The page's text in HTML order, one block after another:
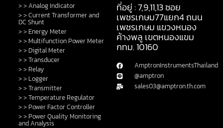
> > Analog Indicator
> > Current Transformer and
DC Shunt
> > Energy Meter
> > Multifunction Power Meter
> > Digital Meter
> > Transducer
> > Relay
> > Logger
> > Transmitter
> > Temperature Regulator
> > Power Factor Controller
> > Power Quality Monitoring
and Analysis
ที่อยู่ : 7,9,11,13 ซอย
เพชรเกษม77แยก4 ถนน
เพชรเกษม แขวงหนอง
ค้างพลู เขตหนองแขม
กทม. 10160
AmptronInstrumentsThailand
@amptron
sales03@amptron.th.com